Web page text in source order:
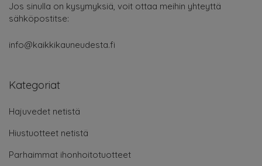
Jos sinulla on kysymyksiä, voit ottaa meihin yhteyttä
sähköpostitse:
info@kaikkikauneudesta.fi
Kategoriat
Hajuvedet netistä
Hiustuotteet netistä
Parhaimmat ihonhoitotuotteet